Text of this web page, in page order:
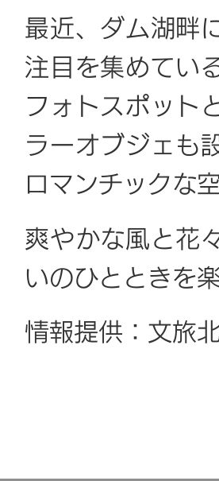
最近、ダム湖畔
注目を集めてい
フォトスポット
ラーオブジェも
ロマンチックな
爽やかな風と花
いのひとときを
情報提供：文旅